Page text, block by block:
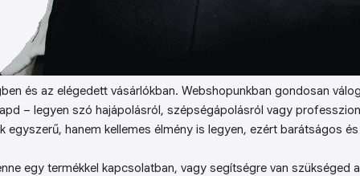
és az elégedett vásárlókban. Webshopunkban gondosan
– legyen szó hajápolásról, szépségápolásról vagy
egyszerű, hanem kellemes élmény is legyen, ezért barátságos
egy termékkel kapcsolatban, vagy segítségre van szükséged